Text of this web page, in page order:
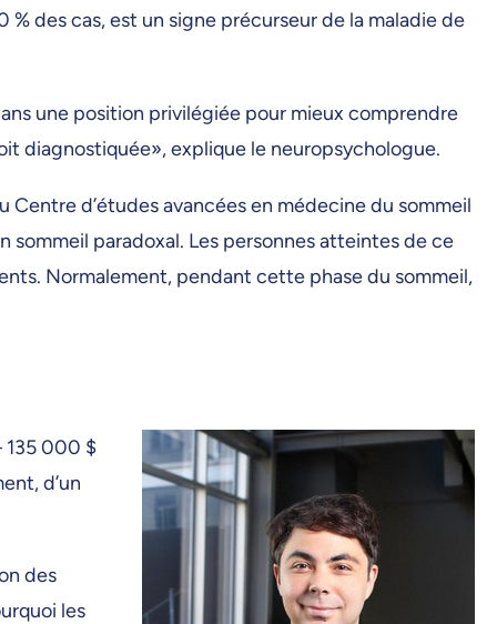
des cas, est un signe précurseur de la maladie de
une position privilégiée pour mieux comprendre
diagnostiquée», explique le neuropsychologue.
d’études avancées en médecine du sommeil
paradoxal. Les personnes atteintes de ce
Normalement, pendant cette phase du sommeil,
135 000 $
d’un
des
les